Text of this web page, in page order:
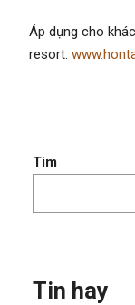
Áp dụng cho
resort:
Tìm
Tin hay